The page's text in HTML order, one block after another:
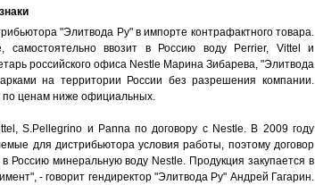
"Элитвода Ру" в импорте контрафактного товара.
ввозит в Россию воду Perrier, Vittel и
российского офиса Nestle Марина Зибарева, "Элитвода
на территории России без разрешения компании.
по ценам ниже официальных.
S.Pellegrino и Panna по договору с Nestle. В 2009 году
для дистрибьютора условия работы, поэтому договор
Россию минеральную воду Nestle. Продукция закупается в
- говорит гендиректор "Элитвода Ру" Андрей Гагарин.